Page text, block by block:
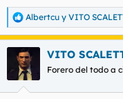
R
e
a
Albertcu y VITO
VITO
Forero del todo a